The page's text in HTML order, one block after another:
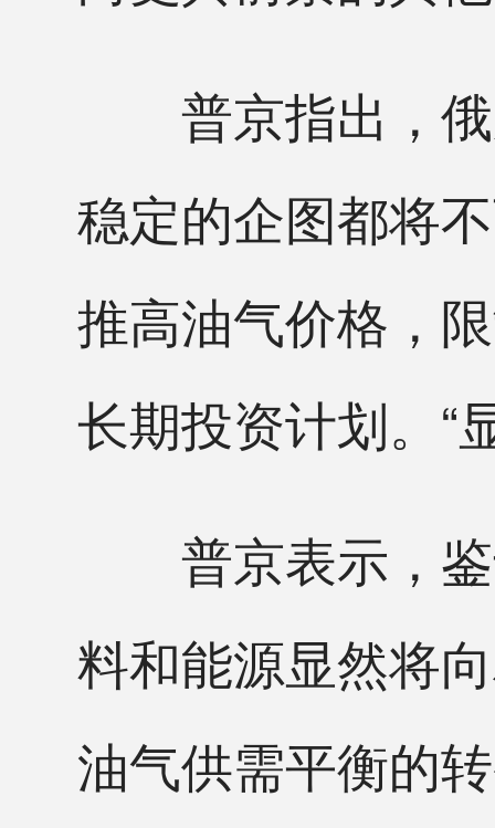
普京指出，俄
稳定的企图都将
推高油气价格，
长期投资计划。“
普京表示，鉴
料和能源显然将
油气供需平衡的